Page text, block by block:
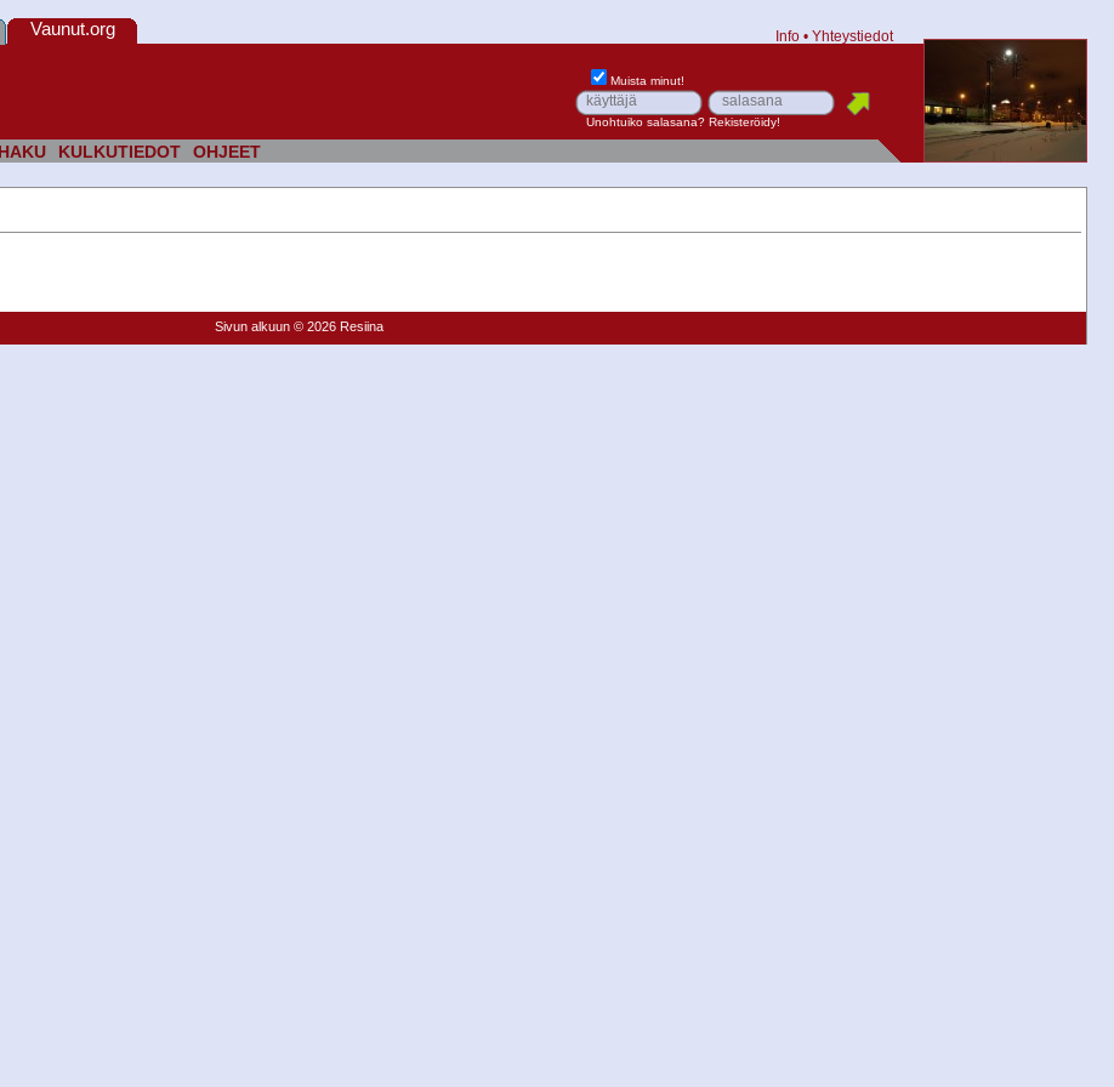
HAKU KULKUTIEDOT OHJEET
Vaunut.org Info • Yhteystiedot
Muista minut!
Unohtuiko salasana? Rekisteröidy!
Sivun alkuun © 2026 Resiina